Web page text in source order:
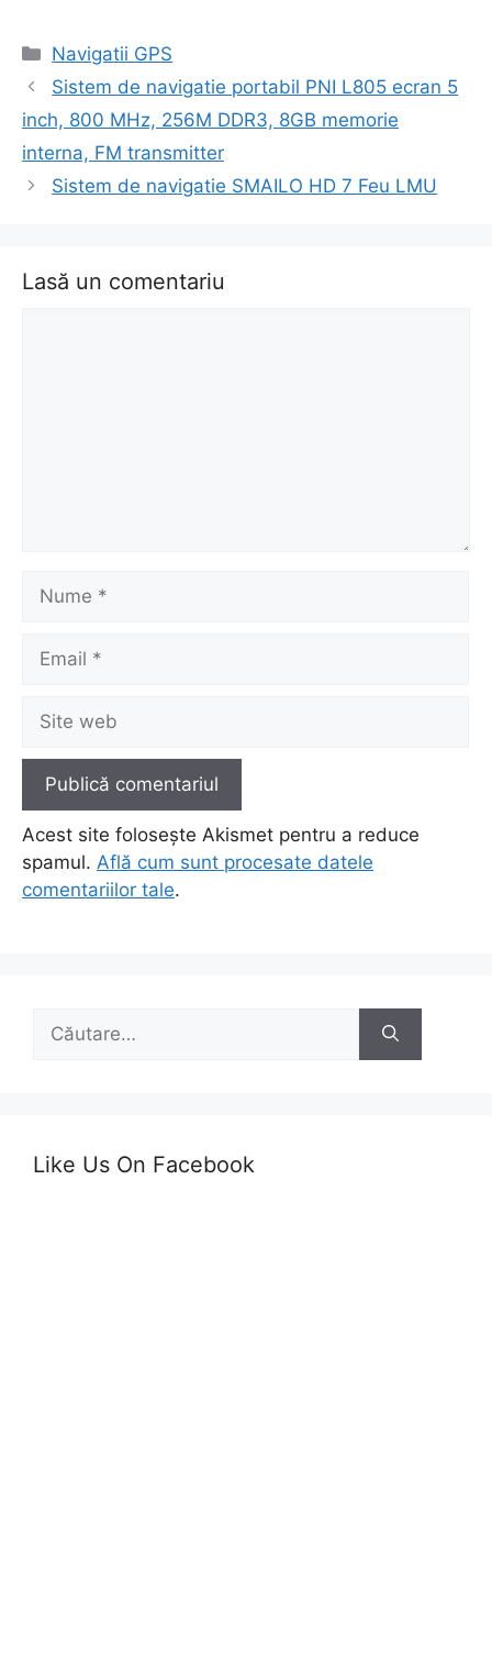
Categorii
Navigatii GPS
Navigare
în
articol
Sistem de navigatie portabil PNI L805 ecran 5
inch, 800 MHz, 256M DDR3, 8GB memorie
interna, FM transmitter
Sistem de navigatie SMAILO HD 7 Feu LMU
Lasă un comentariu
web
Acest site folosește Akismet pentru a reduce
spamul. Află cum sunt procesate datele
comentariilor tale.
Caută
Like Us On Facebook